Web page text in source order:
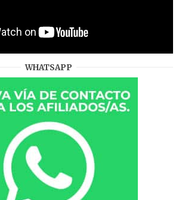
WHATSAPP